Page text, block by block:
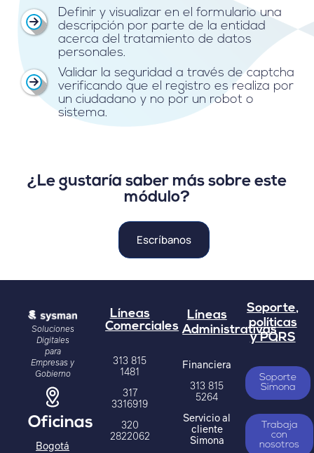
Definir y visualizar en el formulario una
descripción por parte de la entidad
acerca del tratamiento de datos
personales.
Validar la seguridad a través de captcha
verificando que el registro es realiza por
un ciudadano y no por un robot o
sistema.
¿Le gustaría saber más sobre este
módulo?
Escríbanos
"Más de 150 entidades utilizan
nuestro software para Gobierno"
Soluciones
Digitales
para
Empresas y
Gobierno
Oficinas
Bogotá
Líneas
Comerciales
313 815
1481
317
3316919
320
2822062
Líneas
Administrativas
Financiera
313 815
5264
Servicio al
cliente
Simona
Soporte,
políticas
y PQRS
Soporte
Simona
Trabaja
con
nosotros